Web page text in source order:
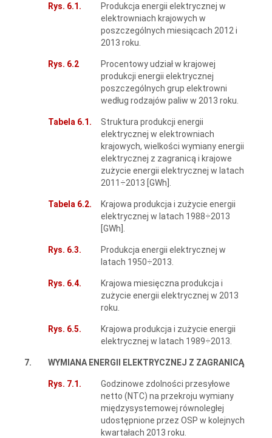
Rys. 6.1.
Produkcja energii elektrycznej w
elektrowniach krajowych w
poszczególnych miesiącach 2012 i
2013 roku.
Rys. 6.2
Procentowy udział w krajowej
produkcji energii elektrycznej
poszczególnych grup elektrowni
według rodzajów paliw w 2013 roku.
Tabela 6.1.
Struktura produkcji energii
elektrycznej w elektrowniach
krajowych, wielkości wymiany energii
elektrycznej z zagranicą i krajowe
zużycie energii elektrycznej w latach
2011÷2013 [GWh].
Tabela 6.2.
Krajowa produkcja i zużycie energii
elektrycznej w latach 1988÷2013
[GWh].
Rys. 6.3.
Produkcja energii elektrycznej w
latach 1950÷2013.
Rys. 6.4.
Krajowa miesięczna produkcja i
zużycie energii elektrycznej w 2013
roku.
Rys. 6.5.
Krajowa produkcja i zużycie energii
elektrycznej w latach 1989÷2013.
7. WYMIANA ENERGII ELEKTRYCZNEJ Z ZAGRANICĄ
Rys. 7.1.
Godzinowe zdolności przesyłowe
netto (NTC) na przekroju wymiany
międzysystemowej równoległej
udostępnione przez OSP w kolejnych
kwartałach 2013 roku.